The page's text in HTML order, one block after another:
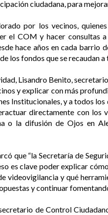
ciudadana, para
por los vecinos,
el COM y hacer consultas
hace años en cada barrio
los fondos que se recaudan a
Lisandro Benito,
y explicar con más
Institucionales, y a todos
directamente con los
o la difusión de Ojos en
que “la Secretaría de
es clave poder explicar
videovigilancia y qué
y continuar
de Control